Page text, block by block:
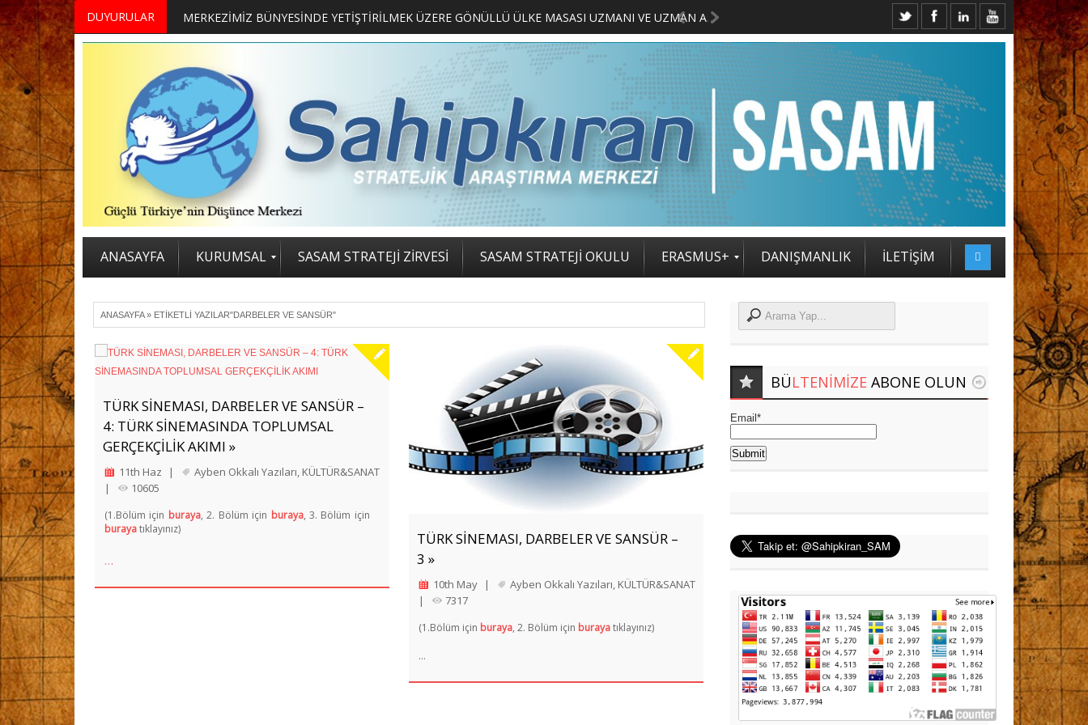
DUYURULAR MERKEZİMİZ BÜNYESİNDE YETİŞTİRİLMEK ÜZERE GÖNÜLLÜ ÜLKE MASASI UZMANI VE UZMAN ADAYLARI ARIYORUZ 2. SASAM STRATEJİ ZİRVESİ KATILIMCILARI BELLİ OLDU
ANASAYFA KURUMSAL SASAM STRATEJİ ZİRVESİ SASAM STRATEJİ OKULU ERASMUS+ DANIŞMANLIK İLETİŞİM
ANASAYFA» ETIKETLI YAZILAR"DARBELER VE SANSÜR"
TÜRK SİNEMASI, DARBELER VE SANSÜR –
4: TÜRK SİNEMASINDA TOPLUMSAL
GERÇEKÇİLİK AKIMI »
11th Haz | Ayben Okkalı Yazıları, KÜLTÜR&SANAT
|
10605
(1.Bölüm için buraya, 2. Bölüm için buraya, 3. Bölüm için
burayatıklayınız)
…
TÜRK SİNEMASI, DARBELER VE SANSÜR –
3 »
10th May | Ayben Okkalı Yazıları, KÜLTÜR&SANAT
|
7317
(1.Bölüm için buraya, 2. Bölüm için buraya tıklayınız)
…
BÜLTENIMIZEABONE OLUN
Email*